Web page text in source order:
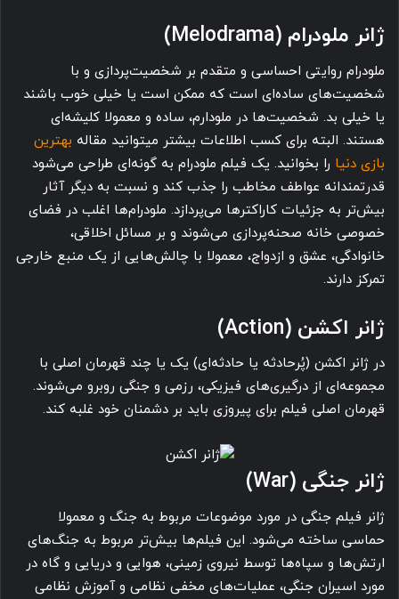
ژانر ملودرام (Melodrama)
ملودرام روایتی احساسی و متقدم بر شخصیت‌پردازی و با
شخصیت‌های ساده‌ای است که ممکن است یا خیلی خوب باشند
یا خیلی بد. شخصیت‌ها در ملودارم، ساده و معمولا کلیشه‌ای
هستند. البته برای کسب اطلاعات بیشتر میتوانید مقاله بهترین
بازی دنیا را بخوانید. یک فیلم ملودرام به گونه‌ای طراحی می‌شود
قدرتمندانه عواطف مخاطب را جذب کند و نسبت به دیگر آثار
بیش‌تر به جزئیات کاراکترها می‌پردازد. ملودرام‌ها اغلب در فضای
خصوصی خانه صحنه‌پردازی می‌شوند و بر مسائل اخلاقی،
خانوادگی، عشق و ازدواج، معمولا با چالش‌هایی از یک منبع خارجی
تمرکز دارند.
ژانر اکشن (Action)
در ژانر اکشن (پُرحادثه یا حادثه‌ای) یک یا چند قهرمان اصلی با
مجموعه‌ای از درگیری‌های فیزیکی، رزمی و جنگی روبرو می‌شوند.
قهرمان اصلی فیلم برای پیروزی باید بر دشمنان خود غلبه کند.
ژانر جنگی (War)
ژانر فیلم جنگی در مورد موضوعات مربوط به جنگ و معمولا
حماسی ساخته می‌شود. این فیلم‌ها بیش‌تر مربوط به جنگ‌های
ارتش‌ها و سپاه‌ها توسط نیروی زمینی، هوایی و دریایی و گاه در
مورد اسیران جنگی، عملیات‌های مخفی نظامی و آموزش نظامی